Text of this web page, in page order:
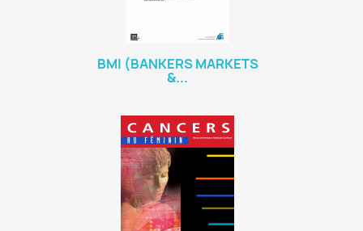
BMI (BANKERS MARKETS
&...